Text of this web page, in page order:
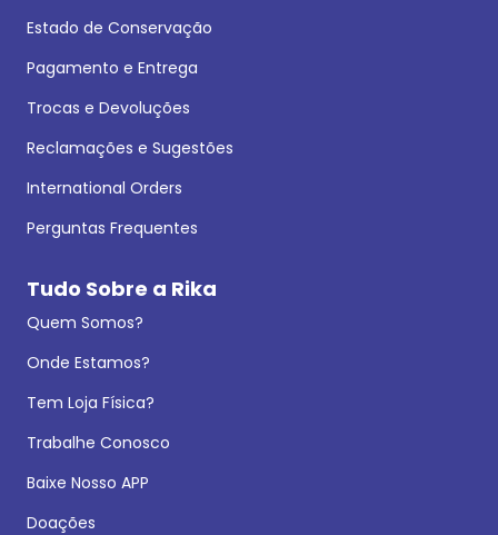
Estado de Conservação
Pagamento e Entrega
Trocas e Devoluções
Reclamações e Sugestões
International Orders
Perguntas Frequentes
Tudo Sobre a Rika
Quem Somos?
Onde Estamos?
Tem Loja Física?
Trabalhe Conosco
Baixe Nosso APP
Doações